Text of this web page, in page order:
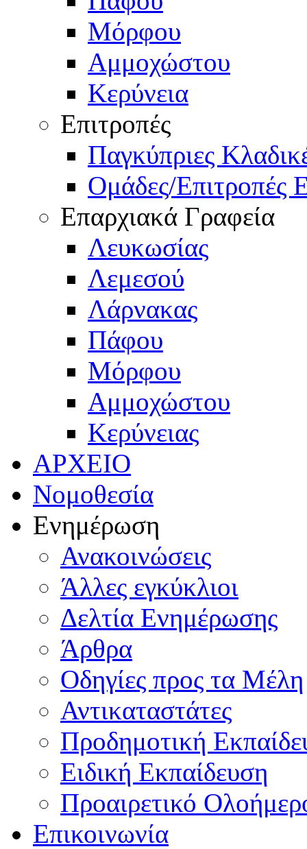
Μόρφου
Αμμοχώστου
Κερύνεια
Επιτροπές
Παγκύπριες
Ομάδες/Επιτροπές
Επαρχιακά Γραφεία
Λευκωσίας
Λεμεσού
Λάρνακας
Πάφου
Μόρφου
Αμμοχώστου
Κερύνειας
ΑΡΧΕΙΟ
Νομοθεσία
Ενημέρωση
Ανακοινώσεις
Άλλες εγκύκλιοι
Δελτία Ενημέρωσης
Άρθρα
Οδηγίες προς τα Μέλη
Αντικαταστάτες
Προδημοτική
Ειδική Εκπαίδευση
Προαιρετικό
Επικοινωνία